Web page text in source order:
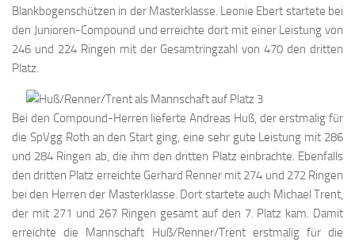
Blankbogenschützen in der Masterklasse. Leonie Ebert startete bei
den Junioren-Compound und erreichte dort mit einer Leistung von
246 und 224 Ringen mit der Gesamtringzahl von 470 den dritten
Platz.
Bei den Compound-Herren lieferte Andreas Huß, der erstmalig für
die SpVgg Roth an den Start ging, eine sehr gute Leistung mit 286
und 284 Ringen ab, die ihm den dritten Platz einbrachte. Ebenfalls
den dritten Platz erreichte Gerhard Renner mit 274 und 272 Ringen
bei den Herren der Masterklasse. Dort startete auch Michael Trent,
der mit 271 und 267 Ringen gesamt auf den 7. Platz kam. Damit
erreichte die Mannschaft Huß/Renner/Trent erstmalig für die